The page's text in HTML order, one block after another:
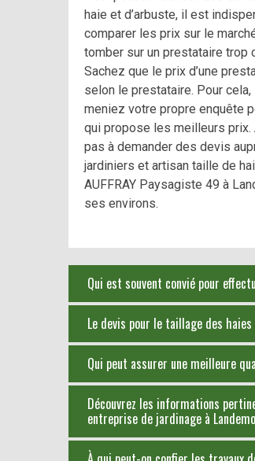
haie et d’arbuste, il est
comparer les prix sur le
tomber sur un prestataire trop
Sachez que le prix d’une
selon le prestataire. Pour
meniez votre propre enquête
qui propose les meilleurs prix.
pas à demander des devis
jardiniers et artisan taille de
AUFFRAY Paysagiste 49 à
ses environs.
Qui est souvent convié pour
Le devis pour le taillage des
Qui peut assurer une meilleure
Découvrez les informations
entreprise de jardinage à